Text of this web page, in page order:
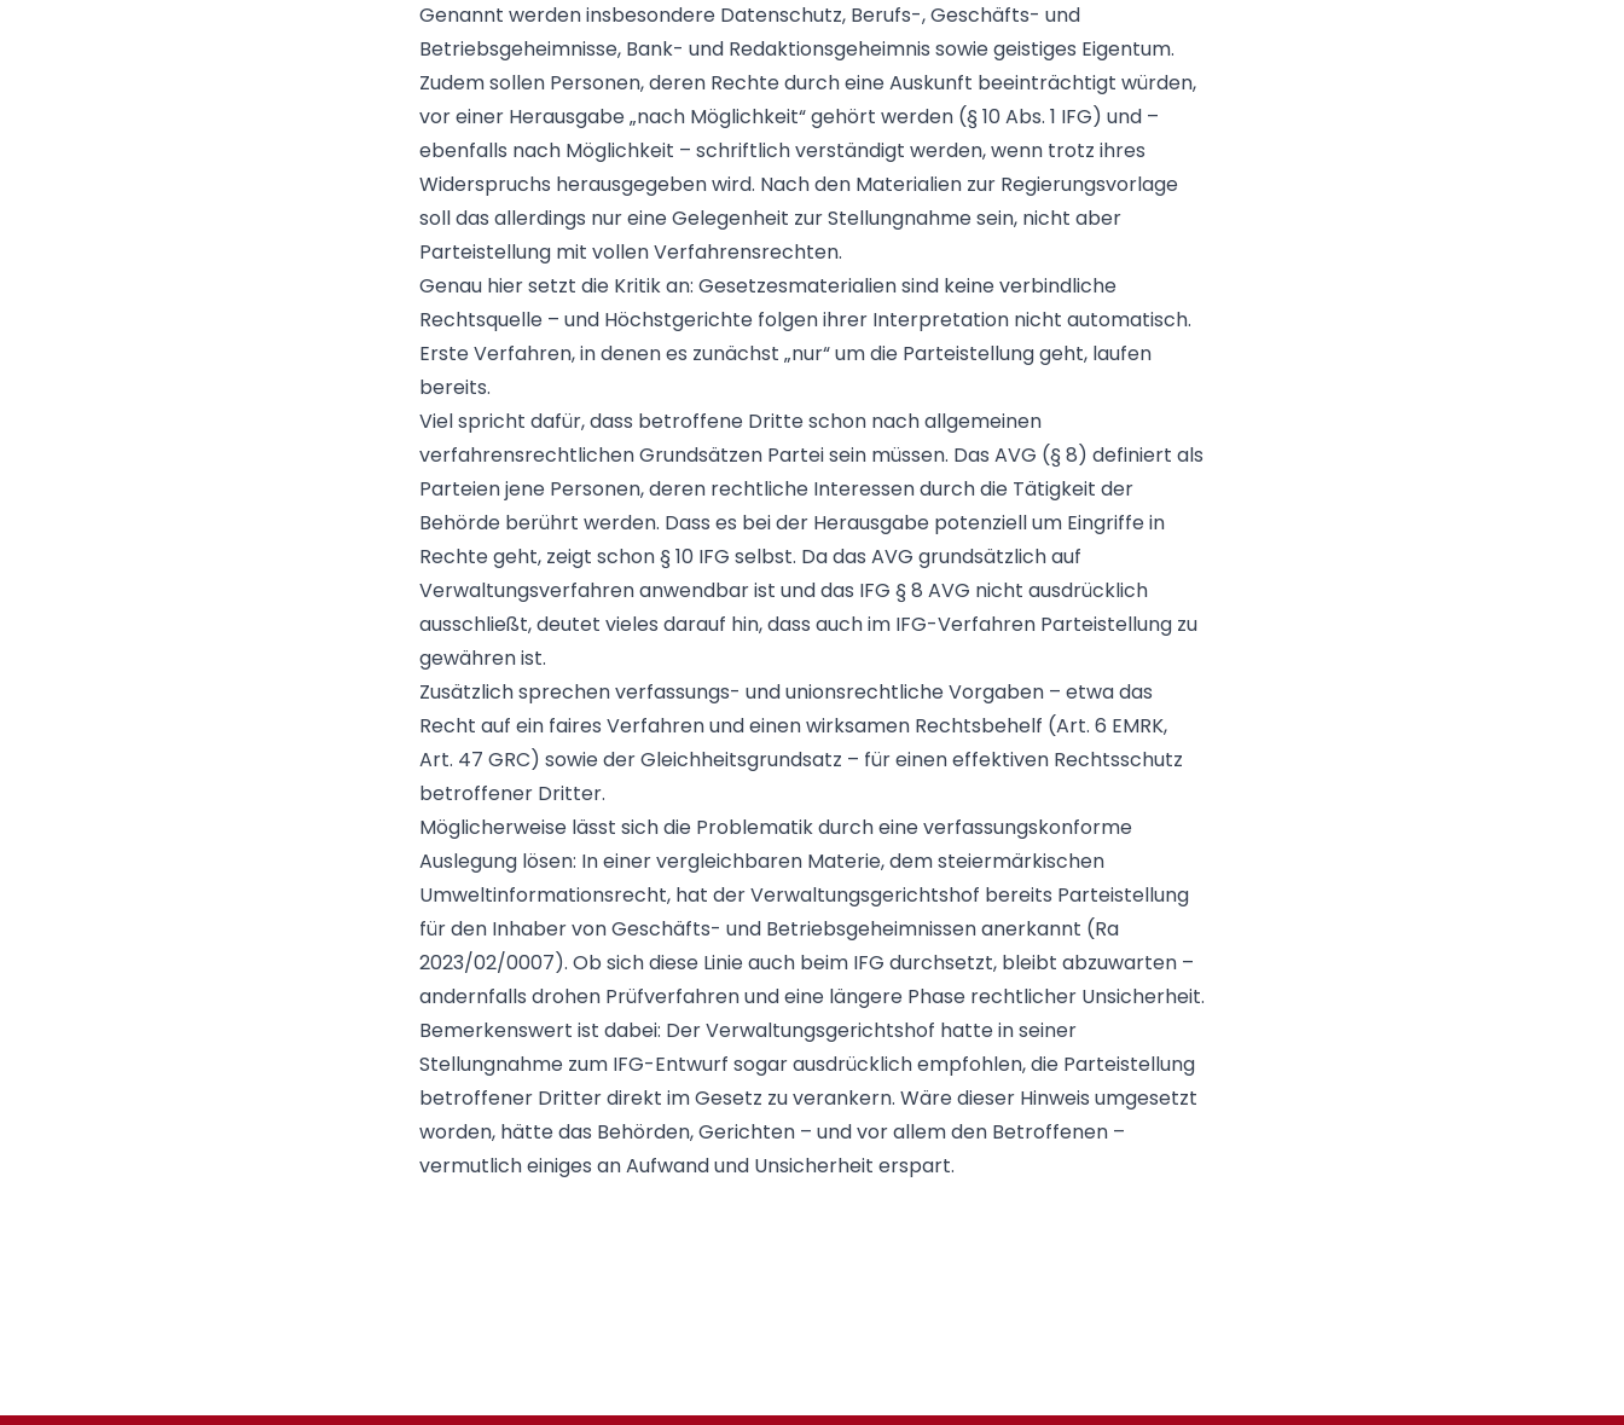
Genannt werden insbesondere Datenschutz, Berufs-, Geschäfts- und
Betriebsgeheimnisse, Bank- und Redaktionsgeheimnis sowie geistiges Eigentum.
Zudem sollen Personen, deren Rechte durch eine Auskunft beeinträchtigt würden,
vor einer Herausgabe „nach Möglichkeit“ gehört werden (§ 10 Abs. 1 IFG) und –
ebenfalls nach Möglichkeit – schriftlich verständigt werden, wenn trotz ihres
Widerspruchs herausgegeben wird. Nach den Materialien zur Regierungsvorlage
soll das allerdings nur eine Gelegenheit zur Stellungnahme sein, nicht aber
Parteistellung mit vollen Verfahrensrechten.
Genau hier setzt die Kritik an: Gesetzesmaterialien sind keine verbindliche
Rechtsquelle – und Höchstgerichte folgen ihrer Interpretation nicht automatisch.
Erste Verfahren, in denen es zunächst „nur“ um die Parteistellung geht, laufen
bereits.
Viel spricht dafür, dass betroffene Dritte schon nach allgemeinen
verfahrensrechtlichen Grundsätzen Partei sein müssen. Das AVG (§ 8) definiert als
Parteien jene Personen, deren rechtliche Interessen durch die Tätigkeit der
Behörde berührt werden. Dass es bei der Herausgabe potenziell um Eingriffe in
Rechte geht, zeigt schon § 10 IFG selbst. Da das AVG grundsätzlich auf
Verwaltungsverfahren anwendbar ist und das IFG § 8 AVG nicht ausdrücklich
ausschließt, deutet vieles darauf hin, dass auch im IFG-Verfahren Parteistellung zu
gewähren ist.
Zusätzlich sprechen verfassungs- und unionsrechtliche Vorgaben – etwa das
Recht auf ein faires Verfahren und einen wirksamen Rechtsbehelf (Art. 6 EMRK,
Art. 47 GRC) sowie der Gleichheitsgrundsatz – für einen effektiven Rechtsschutz
betroffener Dritter.
Möglicherweise lässt sich die Problematik durch eine verfassungskonforme
Auslegung lösen: In einer vergleichbaren Materie, dem steiermärkischen
Umweltinformationsrecht, hat der Verwaltungsgerichtshof bereits Parteistellung
für den Inhaber von Geschäfts- und Betriebsgeheimnissen anerkannt (Ra
2023/02/0007). Ob sich diese Linie auch beim IFG durchsetzt, bleibt abzuwarten –
andernfalls drohen Prüfverfahren und eine längere Phase rechtlicher Unsicherheit.
Bemerkenswert ist dabei: Der Verwaltungsgerichtshof hatte in seiner
Stellungnahme zum IFG-Entwurf sogar ausdrücklich empfohlen, die Parteistellung
betroffener Dritter direkt im Gesetz zu verankern. Wäre dieser Hinweis umgesetzt
worden, hätte das Behörden, Gerichten – und vor allem den Betroffenen –
vermutlich einiges an Aufwand und Unsicherheit erspart.